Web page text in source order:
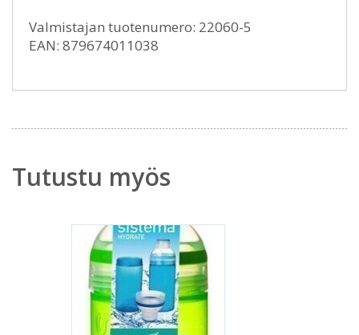
Valmistajan tuotenumero: 22060-5
EAN: 879674011038
Tutustu myös